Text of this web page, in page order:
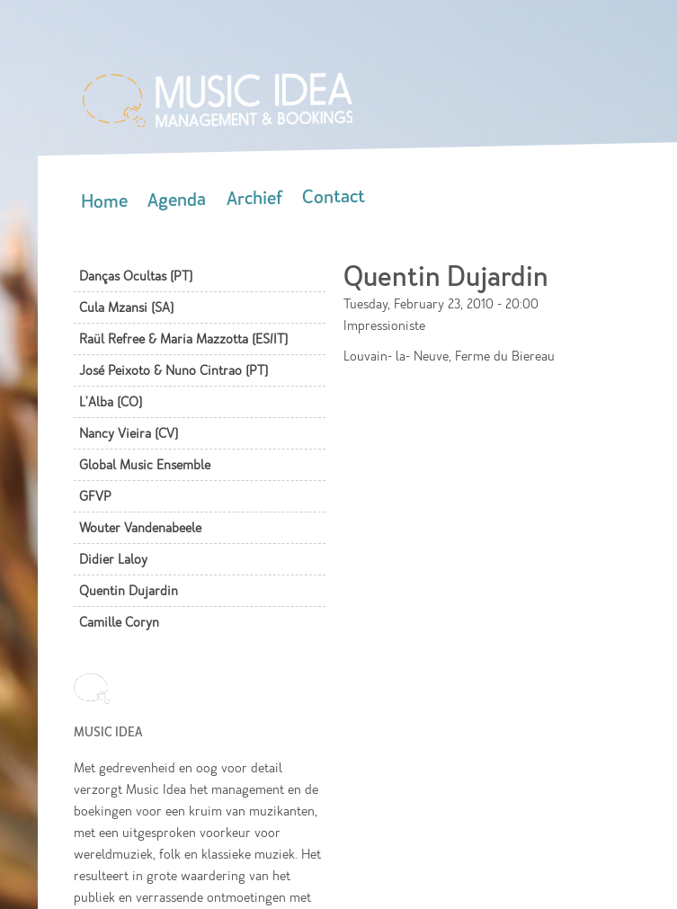
Home Agenda Archief Contact
Danças Ocultas (PT)
Cula Mzansi (SA)
Raül Refree & Maria Mazzotta (ES/IT)
José Peixoto & Nuno Cintrao (PT)
L'Alba (CO)
Nancy Vieira (CV)
Global Music Ensemble
GFVP
Wouter Vandenabeele
Didier Laloy
Quentin Dujardin
Camille Coryn
Quentin Dujardin
Tuesday, February 23, 2010 - 20:00
Impressioniste
Louvain- la- Neuve, Ferme du Biereau
MUSIC IDEA
Met gedrevenheid en oog voor detail
verzorgt Music Idea het management en de
boekingen voor een kruim van muzikanten,
met een uitgesproken voorkeur voor
wereldmuziek, folk en klassieke muziek. Het
resulteert in grote waardering van het
publiek en verrassende ontmoetingen met